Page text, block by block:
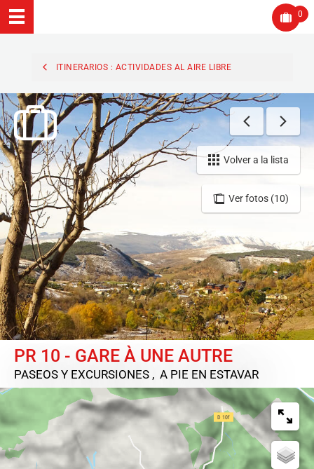
0
ITINERARIOS : ACTIVIDADES AL AIRE LIBRE
Ver fotos (10)
Volver a la lista
PR 10 - GARE À UNE AUTRE
PASEOS Y EXCURSIONES , A PIE EN ESTAVAR